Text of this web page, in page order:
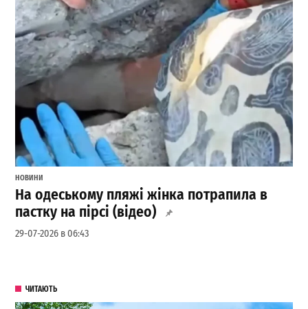
НОВИНИ
На одеському пляжі жінка потрапила в
пастку на пірсі (відео)
29-07-2026 в 06:43
ЧИТАЮТЬ